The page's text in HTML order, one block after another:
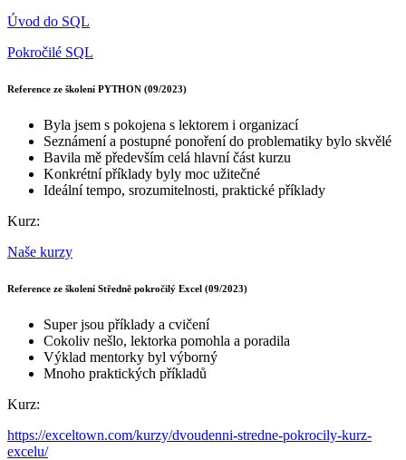
Úvod do SQL
Pokročilé SQL
Reference ze školení PYTHON (09/2023)
Byla jsem s pokojena s lektorem i organizací
Seznámení a postupné ponoření do problematiky bylo skvělé
Bavila mě především celá hlavní část kurzu
Konkrétní příklady byly moc užitečné
Ideální tempo, srozumitelnosti, praktické příklady
Kurz:
Naše kurzy
Reference ze školení Středně pokročilý Excel (09/2023)
Super jsou příklady a cvičení
Cokoliv nešlo, lektorka pomohla a poradila
Výklad mentorky byl výborný
Mnoho praktických příkladů
Kurz:
https://exceltown.com/kurzy/dvoudenni-stredne-pokrocily-kurz-
excelu/